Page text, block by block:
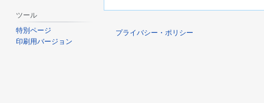
ツール
特別ページ
印刷用バージョン
プライバシー・ポリシー